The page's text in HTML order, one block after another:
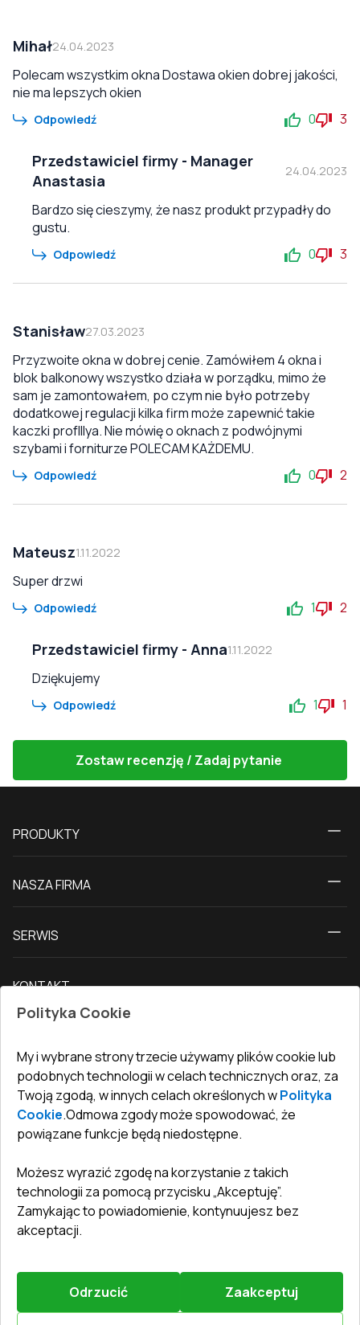
Mihał24.04.2023
Polecam wszystkim okna Dostawa okien dobrej jakości,
nie ma lepszych okien
Odpowiedź 0 3
Przedstawiciel firmy - Manager
Anastasia
24.04.2023
Bardzo się cieszymy, że nasz produkt przypadły do
gustu.
Odpowiedź 0 3
Stanisław27.03.2023
Przyzwoite okna w dobrej cenie. Zamówiłem 4 okna i
blok balkonowy wszystko działa w porządku, mimo że
sam je zamontowałem, po czym nie było potrzeby
dodatkowej regulacji kilka firm może zapewnić takie
kaczki profIllya. Nie mówię o oknach z podwójnymi
szybami i forniturze POLECAM KAŻDEMU.
Odpowiedź 0 2
Mateusz1.11.2022
Super drzwi
Odpowiedź 1 2
Przedstawiciel firmy - Anna1.11.2022
Dziękujemy
Odpowiedź 1 1
Zostaw recenzję / Zadaj pytanie
PRODUKTY
Okna
Drzwi balkonowe
NASZA FIRMA
Kontakt z nami
Dla firm, współpraca
SERWIS
Warunki zwrotu towarów
Gwarancja
KONTAKT
Biuro:ul. Święty Marcin 29/8, 61-806 Poznań
undefined(undefined)
info@toptechnik.com.pl
Polityka prywatności
REGULAMIN
©2026.Wszelkie prawa zastrzeżone.
Polityka Cookie
My i wybrane strony trzecie używamy plików cookie lub
podobnych technologii w celach technicznych oraz, za
Twoją zgodą, w innych celach określonych wPolityka
Cookie.Odmowa zgody może spowodować, że
powiązane funkcje będą niedostępne.
Możesz wyrazić zgodę na korzystanie z takich
technologii za pomocą przycisku „Akceptuję”.
Zamykając to powiadomienie, kontynuujesz bez
akceptacji.
Odrzucić Zaakceptuj